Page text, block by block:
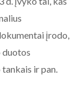
įrodo,
duotos
ir pan.